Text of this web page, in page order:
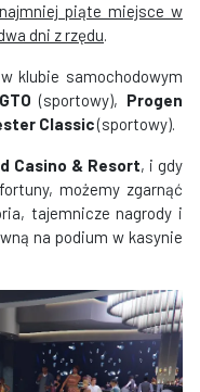
piąte miejsce w
dni z rzędu.
klubie samochodowym
(sportowy), Progen
Classic(sportowy).
Casino & Resort, i gdy
możemy zgarnąć
tajemnicze nagrody i
na podium w kasynie